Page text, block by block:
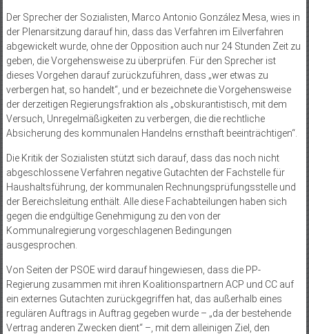
Der Sprecher der Sozialisten, Marco Antonio González Mesa, wies in
der Plenarsitzung darauf hin, dass das Verfahren im Eilverfahren
abgewickelt wurde, ohne der Opposition auch nur 24 Stunden Zeit zu
geben, die Vorgehensweise zu überprüfen. Für den Sprecher ist
dieses Vorgehen darauf zurückzuführen, dass „wer etwas zu
verbergen hat, so handelt“, und er bezeichnete die Vorgehensweise
der derzeitigen Regierungsfraktion als „obskurantistisch, mit dem
Versuch, Unregelmäßigkeiten zu verbergen, die die rechtliche
Absicherung des kommunalen Handelns ernsthaft beeinträchtigen“.
Die Kritik der Sozialisten stützt sich darauf, dass das noch nicht
abgeschlossene Verfahren negative Gutachten der Fachstelle für
Haushaltsführung, der kommunalen Rechnungsprüfungsstelle und
der Bereichsleitung enthält. Alle diese Fachabteilungen haben sich
gegen die endgültige Genehmigung zu den von der
Kommunalregierung vorgeschlagenen Bedingungen
ausgesprochen.
Von Seiten der PSOE wird darauf hingewiesen, dass die PP-
Regierung zusammen mit ihren Koalitionspartnern ACP und CC auf
ein externes Gutachten zurückgegriffen hat, das außerhalb eines
regulären Auftrags in Auftrag gegeben wurde – „da der bestehende
Vertrag anderen Zwecken dient“ –, mit dem alleinigen Ziel, den